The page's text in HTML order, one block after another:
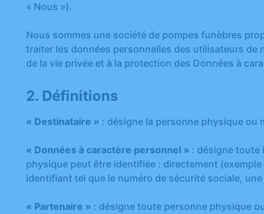
« Nous »).
Nous sommes une société de pompes funèbres
traiter les données personnelles des utilisateurs de
de la vie privée et à la protection des Données à
2. Définitions
« Destinataire » : désigne la personne physique ou
« Données à caractère personnel » : désigne toute
physique peut être identifiée : directement
identifiant tel que le numéro de sécurité sociale,
« Partenaire » : désigne toute personne physique